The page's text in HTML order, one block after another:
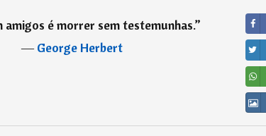
amigos é morrer sem testemunhas.”
―George Herbert